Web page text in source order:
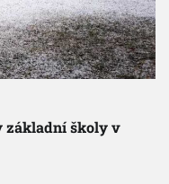
základní školy v